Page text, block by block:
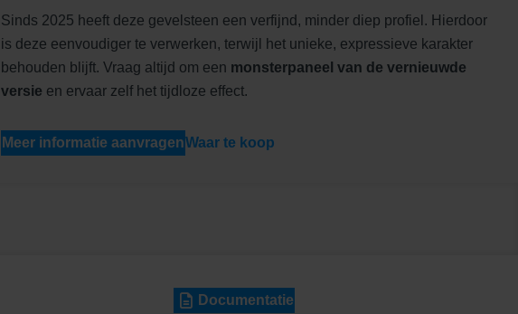
Sinds 2025 heeft deze gevelsteen een verfijnd, minder diep profiel. Hierdoor
is deze eenvoudiger te verwerken, terwijl het unieke, expressieve karakter
behouden blijft. Vraag altijd om een monsterpaneel van de vernieuwde
versie en ervaar zelf het tijdloze effect.
Meer informatie aanvragenWaar te koop
Documentatie